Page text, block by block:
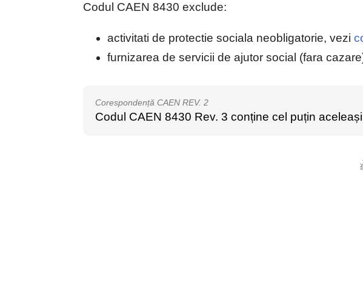
Codul CAEN 8430 exclude:
activitati de protectie sociala neobligatorie, vezi
furnizarea de servicii de ajutor social (fara
Corespondență CAEN REV. 2
Codul CAEN 8430 Rev. 3 conține cel puțin